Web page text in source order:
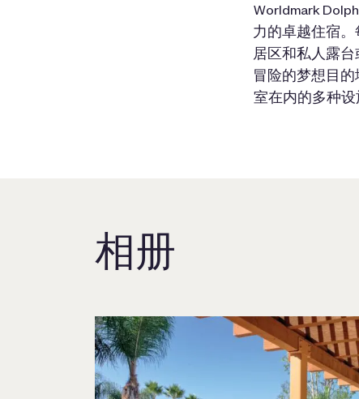
Worldmark
力的卓越住宿
居区和私人露
冒险的梦想目
室在内的多种设
相册